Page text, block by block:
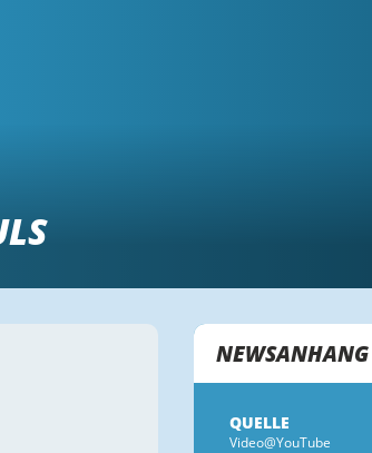
NEWSANHANG
QUELLE
Video@YouTube